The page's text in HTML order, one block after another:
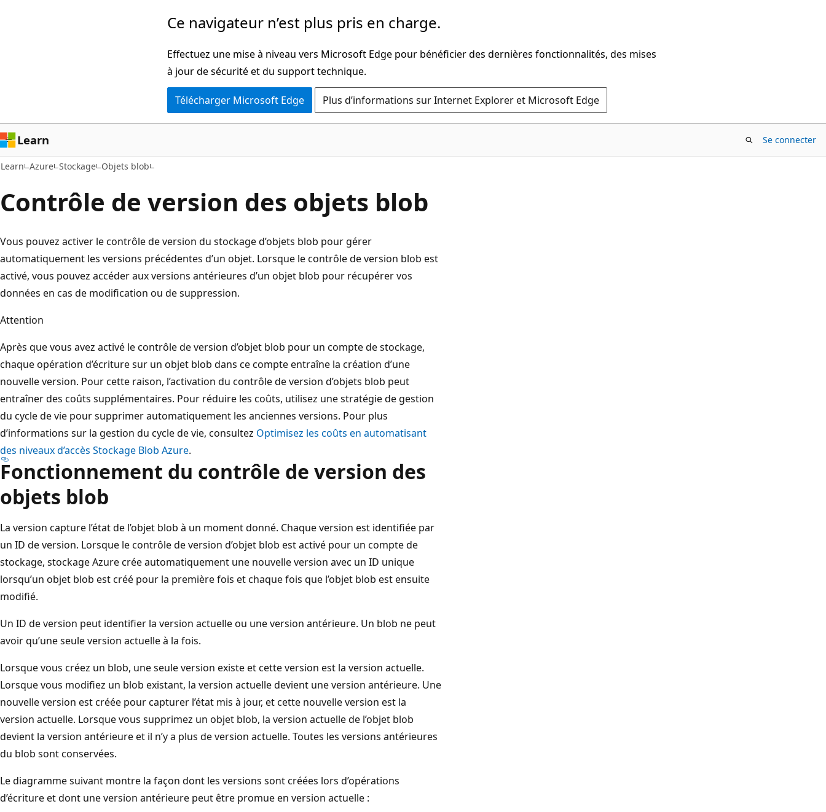
Ce navigateur n’est plus pris en charge.
Effectuez une mise à niveau vers Microsoft Edge pour bénéficier des dernières fonctionnalités, des mises
à jour de sécurité et du support technique.
Télécharger Microsoft Edge Plus d’informations sur Internet Explorer et Microsoft Edge
Learn Se connecter
Learn Azure Stockage Objets blob
Contrôle de version des objets blob
Vous pouvez activer le contrôle de version du stockage d’objets blob pour gérer
automatiquement les versions précédentes d’un objet. Lorsque le contrôle de version blob est
activé, vous pouvez accéder aux versions antérieures d’un objet blob pour récupérer vos
données en cas de modification ou de suppression.
Attention
Après que vous avez activé le contrôle de version d’objet blob pour un compte de stockage,
chaque opération d’écriture sur un objet blob dans ce compte entraîne la création d’une
nouvelle version. Pour cette raison, l’activation du contrôle de version d’objets blob peut
entraîner des coûts supplémentaires. Pour réduire les coûts, utilisez une stratégie de gestion
du cycle de vie pour supprimer automatiquement les anciennes versions. Pour plus
d’informations sur la gestion du cycle de vie, consultez Optimisez les coûts en automatisant
des niveaux d’accès Stockage Blob Azure.
Fonctionnement du contrôle de version des
objets blob
La version capture l’état de l’objet blob à un moment donné. Chaque version est identifiée par
un ID de version. Lorsque le contrôle de version d’objet blob est activé pour un compte de
stockage, stockage Azure crée automatiquement une nouvelle version avec un ID unique
lorsqu’un objet blob est créé pour la première fois et chaque fois que l’objet blob est ensuite
modifié.
Un ID de version peut identifier la version actuelle ou une version antérieure. Un blob ne peut
avoir qu’une seule version actuelle à la fois.
Lorsque vous créez un blob, une seule version existe et cette version est la version actuelle.
Lorsque vous modifiez un blob existant, la version actuelle devient une version antérieure. Une
nouvelle version est créée pour capturer l’état mis à jour, et cette nouvelle version est la
version actuelle. Lorsque vous supprimez un objet blob, la version actuelle de l’objet blob
devient la version antérieure et il n’y a plus de version actuelle. Toutes les versions antérieures
du blob sont conservées.
Le diagramme suivant montre la façon dont les versions sont créées lors d’opérations
d’écriture et dont une version antérieure peut être promue en version actuelle :